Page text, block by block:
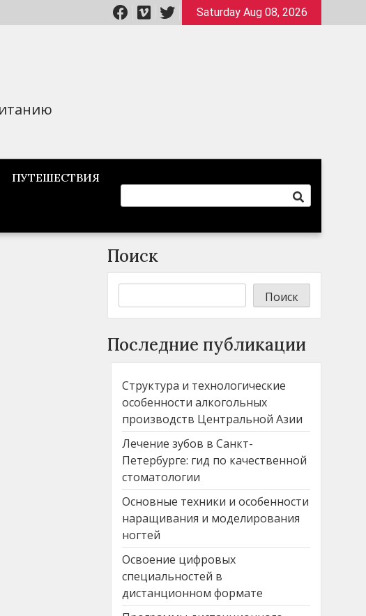
Saturday Aug 08, 2026
ПУТЕШЕСТВИЯ
Поиск
Поиск
Последние публикации
Структура и технологические
особенности алкогольных
производств Центральной Азии
Лечение зубов в Санкт-
Петербурге: гид по качественной
стоматологии
Основные техники и особенности
наращивания и моделирования
ногтей
Освоение цифровых
специальностей в
дистанционном формате